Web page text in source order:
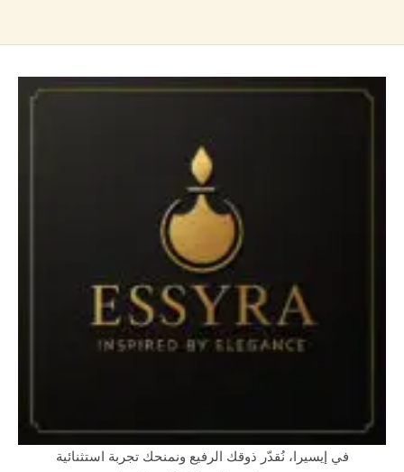
في إيسيرا، نُقدّر ذوقك الرفيع ونمنحك تجربة استثنائية